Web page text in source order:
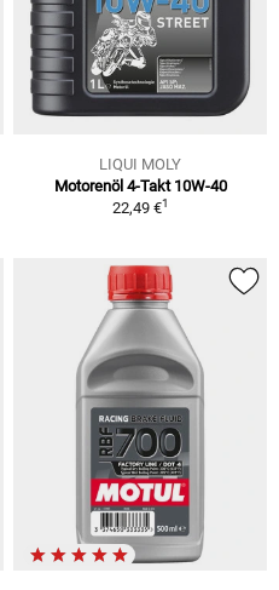
LIQUI MOLY
Motorenöl 4-Takt 10W-40
22,49 €1